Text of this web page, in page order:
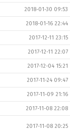
2018-01-30 09:53
2018-01-16 22:44
2017-12-11 23:15
2017-12-11 22:07
2017-12-04 15:21
2017-11-24 09:47
2017-11-09 21:16
2017-11-08 22:08
2017-11-08 20:25